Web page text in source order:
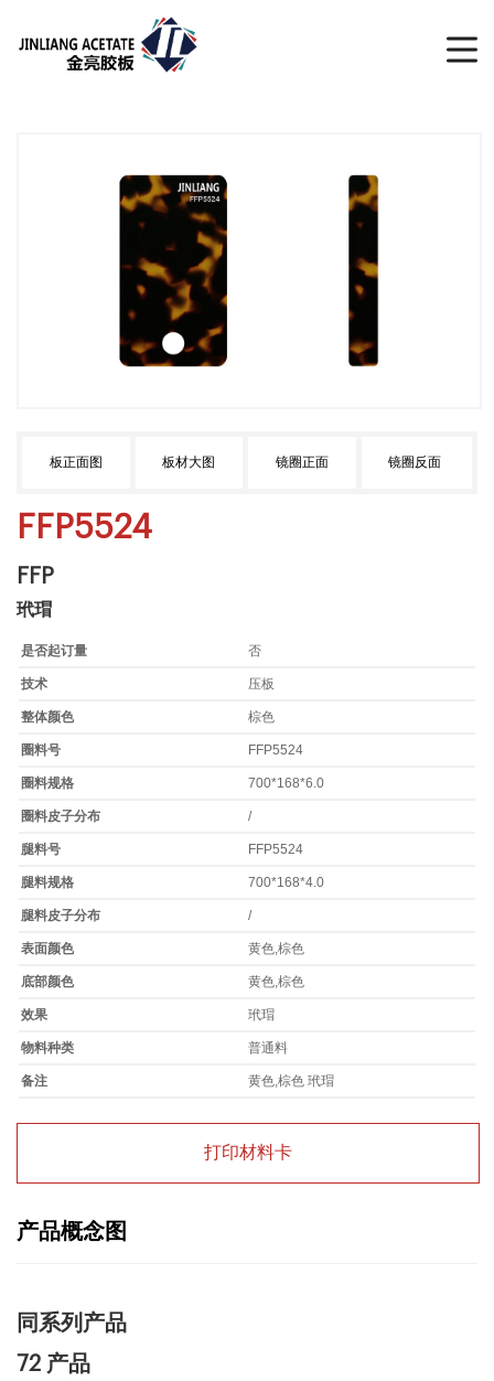
板正面图 板材大图 镜圈正面 镜圈反面
FFP5524
FFP
玳瑁
是否起订量 否
技术 压板
整体颜色 棕色
圈料号 FFP5524
圈料规格 700*168*6.0
圈料皮子分布 /
腿料号 FFP5524
腿料规格 700*168*4.0
腿料皮子分布 /
表面颜色 黄色,棕色
底部颜色 黄色,棕色
效果 玳瑁
物料种类 普通料
备注 黄色,棕色 玳瑁
打印材料卡
产品概念图
同系列产品
72 产品